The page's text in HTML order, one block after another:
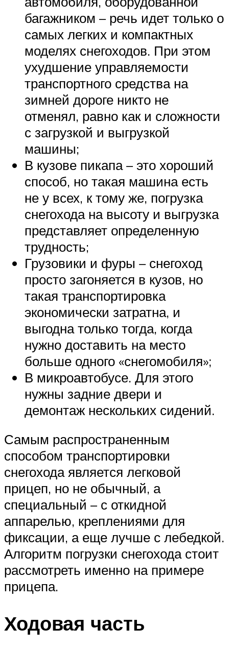
багажником – речь идет только о
самых легких и компактных
моделях снегоходов. При этом
ухудшение управляемости
транспортного средства на
зимней дороге никто не
отменял, равно как и сложности
с загрузкой и выгрузкой
машины;
В кузове пикапа – это хороший
способ, но такая машина есть
не у всех, к тому же, погрузка
снегохода на высоту и выгрузка
представляет определенную
трудность;
Грузовики и фуры – снегоход
просто загоняется в кузов, но
такая транспортировка
экономически затратна, и
выгодна только тогда, когда
нужно доставить на место
больше одного «снегомобиля»;
В микроавтобусе. Для этого
нужны задние двери и
демонтаж нескольких сидений.
Самым распространенным
способом транспортировки
снегохода является легковой
прицеп, но не обычный, а
специальный – с откидной
аппарелью, креплениями для
фиксации, а еще лучше с лебедкой.
Алгоритм погрузки снегохода стоит
рассмотреть именно на примере
прицепа.
Ходовая часть